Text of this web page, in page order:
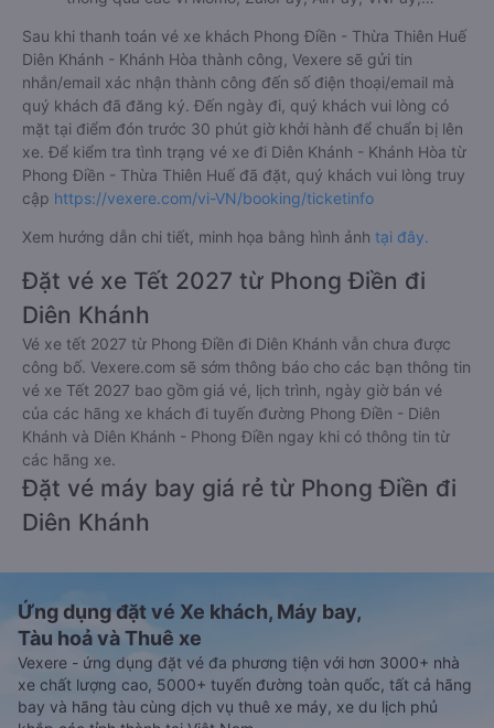
Sau khi thanh toán vé xe khách Phong Điền - Thừa Thiên Huế
Diên Khánh - Khánh Hòa thành công, Vexere sẽ gửi tin
nhắn/email xác nhận thành công đến số điện thoại/email mà
quý khách đã đăng ký. Đến ngày đi, quý khách vui lòng có
mặt tại điểm đón trước 30 phút giờ khởi hành để chuẩn bị lên
xe. Để kiểm tra tình trạng vé xe đi Diên Khánh - Khánh Hòa từ
Phong Điền - Thừa Thiên Huế đã đặt, quý khách vui lòng truy
cập https://vexere.com/vi-VN/booking/ticketinfo
Xem hướng dẫn chi tiết, minh họa bằng hình ảnh tại đây.
Đặt vé xe Tết 2027 từ Phong Điền đi
Diên Khánh
Vé xe tết 2027 từ Phong Điền đi Diên Khánh vẫn chưa được
công bố. Vexere.com sẽ sớm thông báo cho các bạn thông tin
vé xe Tết 2027 bao gồm giá vé, lịch trình, ngày giờ bán vé
của các hãng xe khách đi tuyến đường Phong Điền - Diên
Khánh và Diên Khánh - Phong Điền ngay khi có thông tin từ
các hãng xe.
Đặt vé máy bay giá rẻ từ Phong Điền đi
Diên Khánh
Ứng dụng đặt vé Xe khách, Máy bay,
Tàu hoả và Thuê xe
Vexere - ứng dụng đặt vé đa phương tiện với hơn 3000+ nhà
xe chất lượng cao, 5000+ tuyến đường toàn quốc, tất cả hãng
bay và hãng tàu cùng dịch vụ thuê xe máy, xe du lịch phủ